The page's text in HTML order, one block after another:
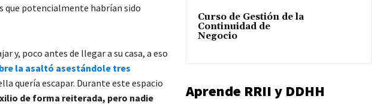
que potencialmente habrían sido
y, poco antes de llegar a su casa, a eso
la asaltó asestándole tres
quería escapar. Durante este espacio
de forma reiterada, pero nadie
Curso de Gestión de la
Continuidad de
Negocio
Aprende RRII y DDHH